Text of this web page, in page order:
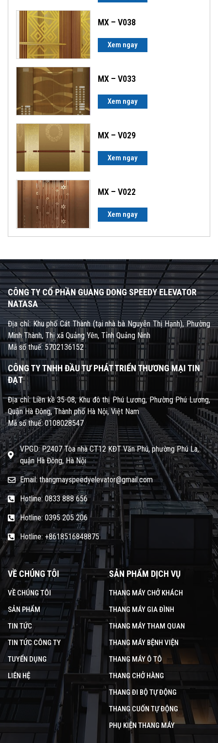
MX – V038
Xem ngay
MX – V033
Xem ngay
MX – V029
Xem ngay
MX – V022
Xem ngay
CÔNG TY CỔ PHẦN GUANG DONG SPEEDY ELEVATOR
NATASA
Địa chỉ: Khu phố Cát Thành (tại nhà bà Nguyễn Thị Hạnh), Phường
Minh Thành, Thị xã Quảng Yên, Tỉnh Quảng Ninh
Mã số thuế: 5702136152
CÔNG TY TNHH ĐẦU TƯ PHÁT TRIỂN THƯƠNG MẠI TIN
ĐẠT
Địa chỉ: Liền kề 35-08, Khu đô thị Phú Lương, Phường Phú Lương,
Quận Hà Đông, Thành phố Hà Nội, Việt Nam
Mã số thuế: 0108028547
VPGD: P.2407 Tòa nhà CT12 KĐT Văn Phú, phường Phú La,
quận Hà Đông, Hà Nội
Email: thangmayspeedyelevator@gmail.com
Hotline: 0833 888 656
Hotline: 0395 205 206
Hotline: +8618516848875
VỀ CHÚNG TÔI
VỀ CHÚNG TÔI
SẢN PHẨM
TIN TỨC
TIN TỨC CÔNG TY
TUYỂN DỤNG
LIÊN HỆ
SẢN PHẨM DỊCH VỤ
THANG MÁY CHỞ KHÁCH
THANG MÁY GIA ĐÌNH
THANG MÁY THAM QUAN
THANG MÁY BỆNH VIỆN
THANG MÁY Ô TÔ
THANG CHỞ HÀNG
THANG ĐI BỘ TỰ ĐỘNG
THANG CUỐN TỰ ĐỘNG
PHỤ KIỆN THANG MÁY